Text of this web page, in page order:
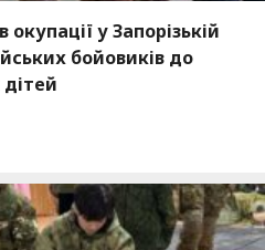
у Запорізькій
бойовиків до